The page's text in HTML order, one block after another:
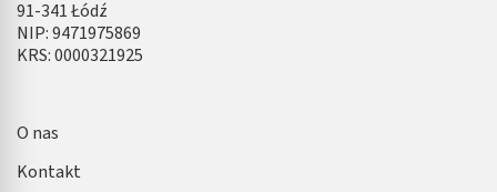
91-341 Łódź
NIP: 9471975869
KRS: 0000321925
O nas
Kontakt